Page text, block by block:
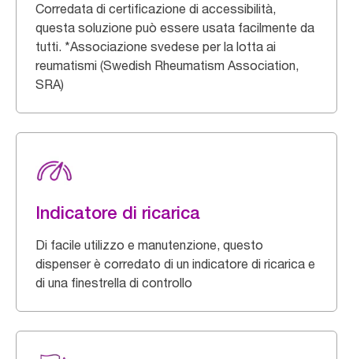
Corredata di certificazione di accessibilità,
questa soluzione può essere usata facilmente da
tutti. *Associazione svedese per la lotta ai
reumatismi (Swedish Rheumatism Association,
SRA)
Indicatore di ricarica
Di facile utilizzo e manutenzione, questo
dispenser è corredato di un indicatore di ricarica e
di una finestrella di controllo